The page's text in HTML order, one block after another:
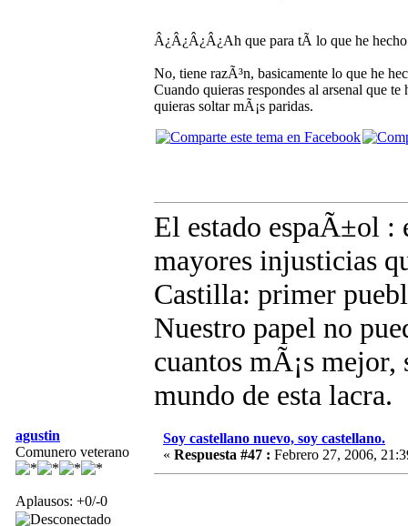
Â¿Â¿Â¿Â¿Ah que para tÃ­ lo que he hecho
No, tiene razÃ³n, basicamente lo que he
Cuando quieras respondes al arsenal que
quieras soltar mÃ¡s paridas.
El estado espaÃ±ol :
mayores injusticias
Castilla: primer
Nuestro papel no
cuantos mÃ¡s
mundo de esta lacra.
agustin
Comunero veterano
Aplausos: +0/-0
Soy castellano nuevo, soy castellano.
« Respuesta #47 : Febrero 27, 2006,